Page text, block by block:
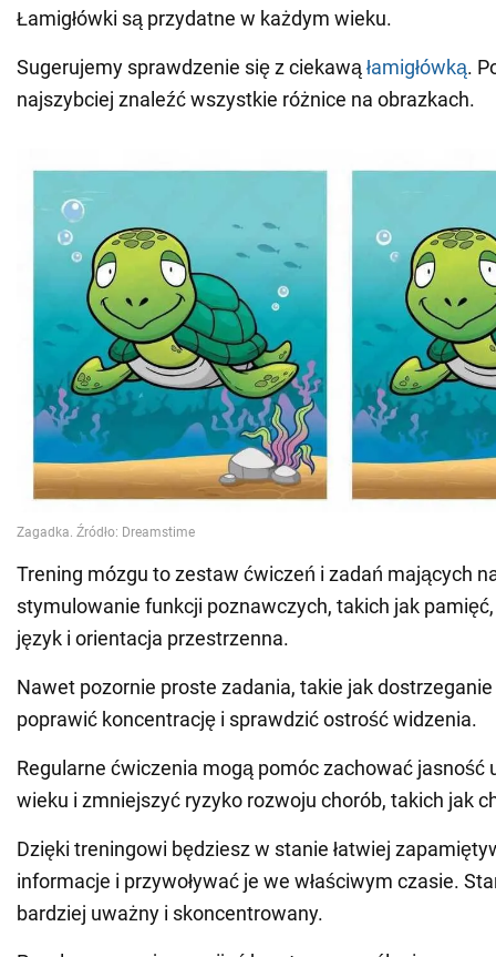
Łamigłówki są przydatne w każdym wieku.
Sugerujemy sprawdzenie się z ciekawąłamigłówką.
najszybciej znaleźć wszystkie różnice na obrazkach.
Trening mózgu to zestaw ćwiczeń i zadań mających
stymulowanie funkcji poznawczych, takich jak
język i orientacja przestrzenna.
Nawet pozornie proste zadania, takie jak
poprawić koncentrację i sprawdzić ostrość widzenia.
Regularne ćwiczenia mogą pomóc zachować jasność
wieku i zmniejszyć ryzyko rozwoju chorób, takich jak
Dzięki treningowi będziesz w stanie łatwiej
informacje i przywoływać je we właściwym czasie.
bardziej uważny i skoncentrowany.